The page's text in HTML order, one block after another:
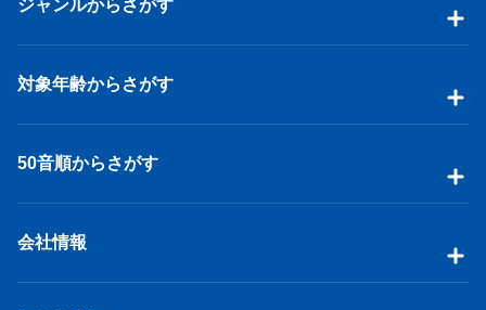
ジャンルからさがす
対象年齢からさがす
50音順からさがす
会社情報